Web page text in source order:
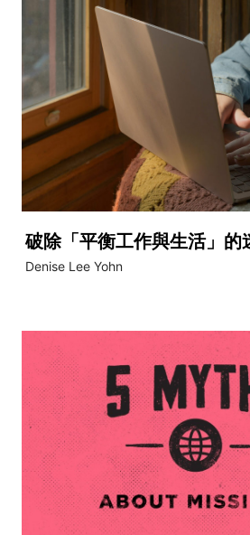
破除「平衡工作與生活」的
Denise Lee Yohn